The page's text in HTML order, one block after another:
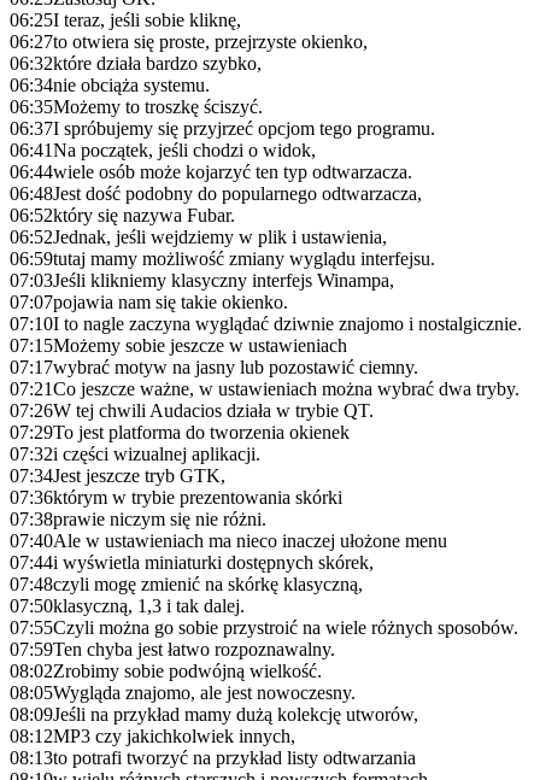
06:25I teraz, jeśli sobie kliknę,
06:27to otwiera się proste, przejrzyste okienko,
06:32które działa bardzo szybko,
06:34nie obciąża systemu.
06:35Możemy to troszkę ściszyć.
06:37I spróbujemy się przyjrzeć opcjom tego programu.
06:41Na początek, jeśli chodzi o widok,
06:44wiele osób może kojarzyć ten typ odtwarzacza.
06:48Jest dość podobny do popularnego odtwarzacza,
06:52który się nazywa Fubar.
06:52Jednak, jeśli wejdziemy w plik i ustawienia,
06:59tutaj mamy możliwość zmiany wyglądu interfejsu.
07:03Jeśli klikniemy klasyczny interfejs Winampa,
07:07pojawia nam się takie okienko.
07:10I to nagle zaczyna wyglądać dziwnie znajomo i nostalgicznie.
07:15Możemy sobie jeszcze w ustawieniach
07:17wybrać motyw na jasny lub pozostawić ciemny.
07:21Co jeszcze ważne, w ustawieniach można wybrać dwa tryby.
07:26W tej chwili Audacios działa w trybie QT.
07:29To jest platforma do tworzenia okienek
07:32i części wizualnej aplikacji.
07:34Jest jeszcze tryb GTK,
07:36którym w trybie prezentowania skórki
07:38prawie niczym się nie różni.
07:40Ale w ustawieniach ma nieco inaczej ułożone menu
07:44i wyświetla miniaturki dostępnych skórek,
07:48czyli mogę zmienić na skórkę klasyczną,
07:50klasyczną, 1,3 i tak dalej.
07:55Czyli można go sobie przystroić na wiele różnych sposobów.
07:59Ten chyba jest łatwo rozpoznawalny.
08:02Zrobimy sobie podwójną wielkość.
08:05Wygląda znajomo, ale jest nowoczesny.
08:09Jeśli na przykład mamy dużą kolekcję utworów,
08:12MP3 czy jakichkolwiek innych,
08:13to potrafi tworzyć na przykład listy odtwarzania